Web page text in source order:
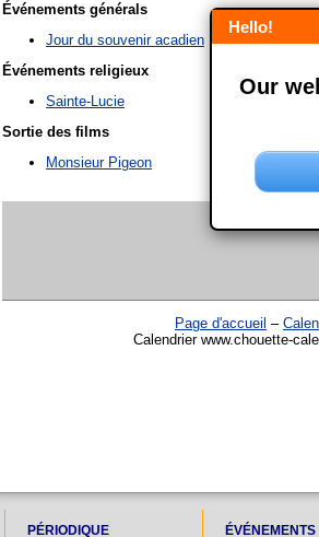
Événements générals
Jour du souvenir acadien
Événements religieux
Sainte-Lucie
Sortie des films
Monsieur Pigeon
Page d'accueil –
Calendrier www.chouette-
PÉRIODIQUE
Hello!
Our